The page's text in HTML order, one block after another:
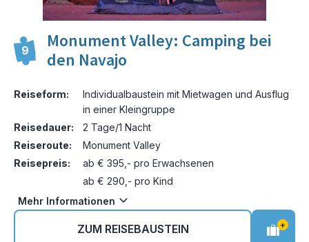
9
Monument Valley: Camping bei
den Navajo
Reiseform:
Individualbaustein mit Mietwagen und Ausflug
in einer Kleingruppe
Reisedauer:
2 Tage/1 Nacht
Reiseroute:
Monument Valley
Reisepreis:
ab € 395,- pro Erwachsenen
ab € 290,- pro Kind
Mehr Informationen
ZUM REISEBAUSTEIN +